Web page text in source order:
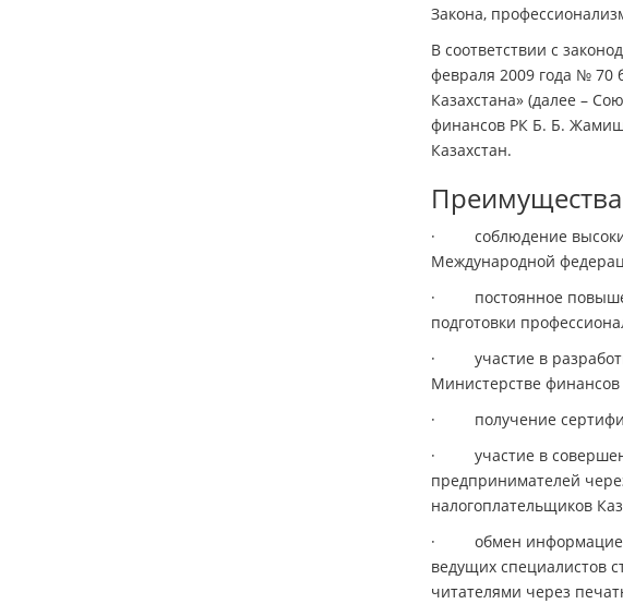
Закона,
В соответствии с
февраля 2009 года № 70
Казахстана» (далее –
финансов РК Б. Б.
Казахстан.
· соблюдение высоких
Международной
· постоянное
подготовки
· участие в
Министерстве финансов
· получение
· участие в
предпринимателей
налогоплательщиков
· обмен информацией
ведущих специалистов
читателями через